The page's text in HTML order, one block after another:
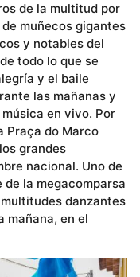
de la multitud por
muñecos gigantes
y notables del
todo lo que se
y el baile
las mañanas y
en vivo. Por
Praça do Marco
grandes
nacional. Uno de
la megacomparsa
multitudes danzantes
mañana, en el